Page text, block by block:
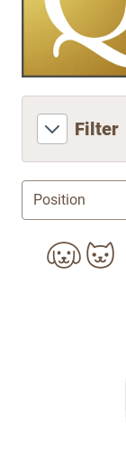
Filter